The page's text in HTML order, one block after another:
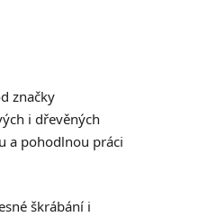
značky
i dřevěných
a pohodlnou práci
škrábání i